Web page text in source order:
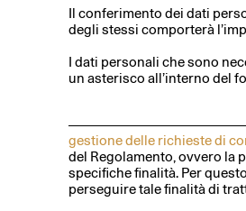
Il conferimento dei dati
degli stessi comporterà
I dati personali che sono
un asterisco all’interno del
gestione delle richieste di
del Regolamento, ovvero la
specifiche finalità. Per
perseguire tale finalità di